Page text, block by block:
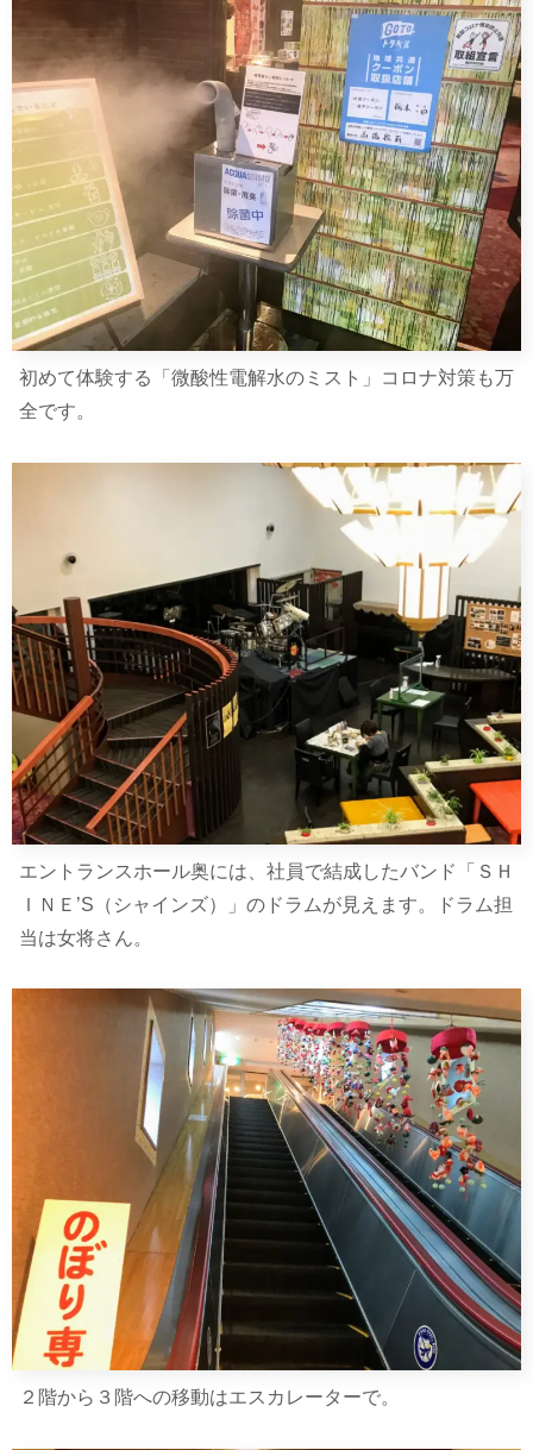
初めて体験する「微酸性電解水のミスト」コロナ対策も万
全です。
エントランスホール奥には、社員で結成したバンド「ＳＨ
ＩＮＥ’S（シャインズ）」のドラムが見えます。ドラム担
当は女将さん。
２階から３階への移動はエスカレーターで。